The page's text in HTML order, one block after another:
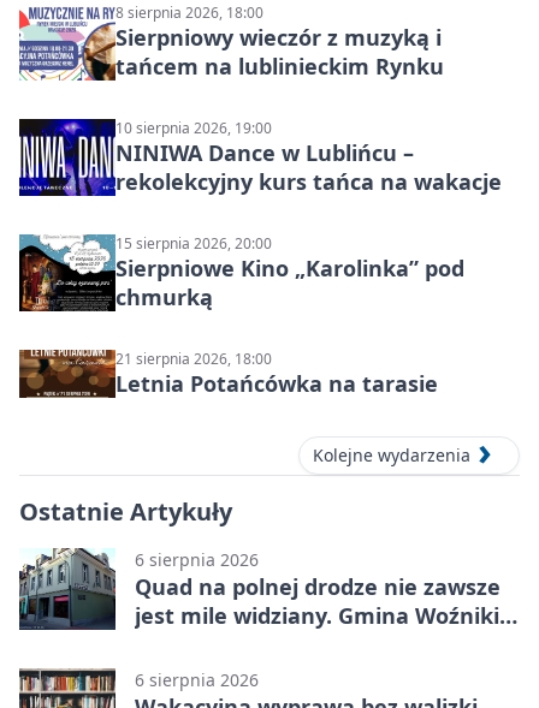
8 sierpnia 2026, 18:00
Sierpniowy wieczór z muzyką i
tańcem na lublinieckim Rynku
10 sierpnia 2026, 19:00
NINIWA Dance w Lublińcu –
rekolekcyjny kurs tańca na wakacje
15 sierpnia 2026, 20:00
Sierpniowe Kino „Karolinka” pod
chmurką
21 sierpnia 2026, 18:00
Letnia Potańcówka na tarasie
Kolejne wydarzenia
Ostatnie Artykuły
6 sierpnia 2026
Quad na polnej drodze nie zawsze
jest mile widziany. Gmina Woźniki
6 sierpnia 2026